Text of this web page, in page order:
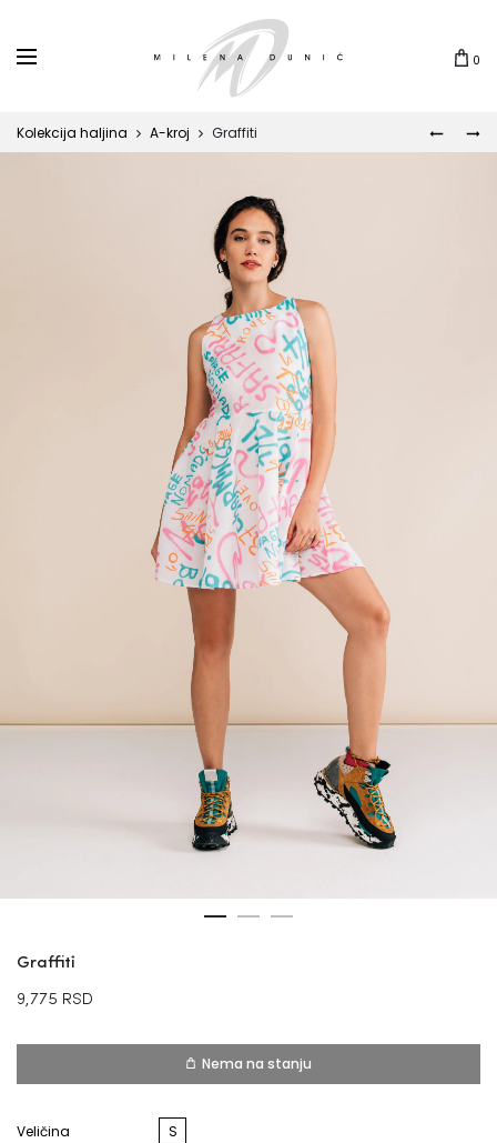
0
HAWAII
Kolekcija haljina A-kroj Graffiti
Graffiti
9,775 RSD
Nema na stanju
Veličina
S